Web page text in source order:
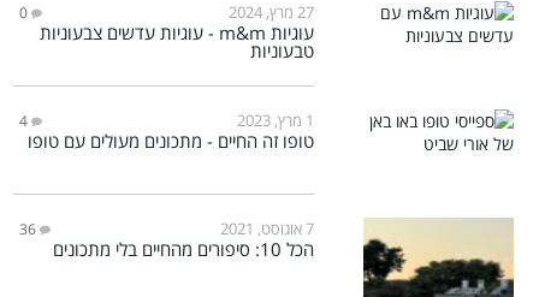
27 מרץ, 2024 0
עוגיות m&m - עוגיות עדשים צבעוניות
טבעוניות
1 מרץ, 2023 4
טופו זה החיים - מתכונים מעולים עם טופו
7 אוגוסט, 2021 36
הכל 10: סיפורים מהחיים בלי מתכונים